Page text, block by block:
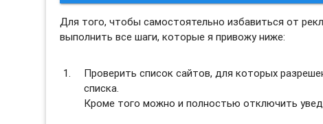
Для того, чтобы самостоятельно избавиться от
выполнить все шаги, которые я привожу ниже:
Проверить список сайтов, для которых
списка.
Кроме того можно и полностью отключить